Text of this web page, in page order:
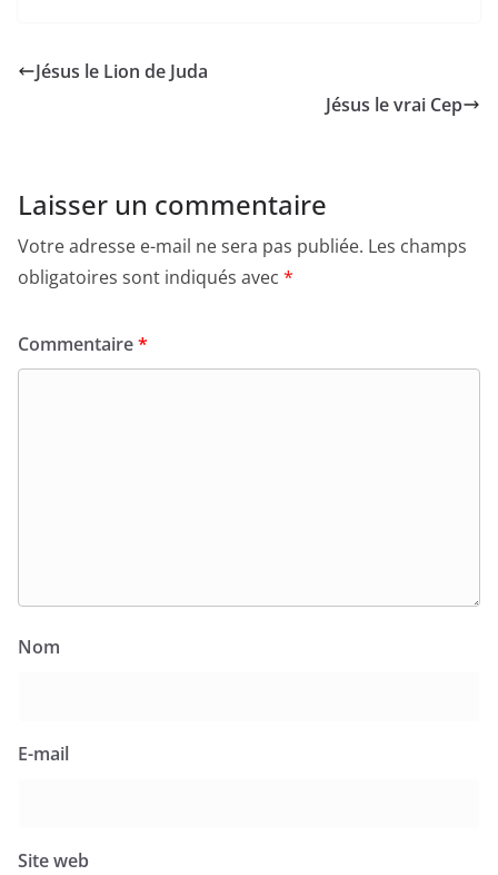
Jésus le Lion de Juda
Jésus le vrai Cep
Laisser un commentaire
Votre adresse e-mail ne sera pas publiée. Les champs
obligatoires sont indiqués avec *
Commentaire*
Nom
E-mail
Site web